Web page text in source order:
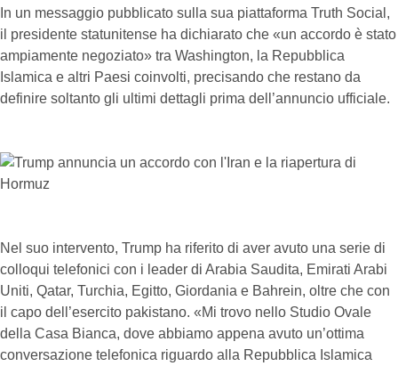
In un messaggio pubblicato sulla sua piattaforma Truth Social,
il presidente statunitense ha dichiarato che «un accordo è stato
ampiamente negoziato» tra Washington, la Repubblica
Islamica e altri Paesi coinvolti, precisando che restano da
definire soltanto gli ultimi dettagli prima dell’annuncio ufficiale.
Nel suo intervento, Trump ha riferito di aver avuto una serie di
colloqui telefonici con i leader di Arabia Saudita, Emirati Arabi
Uniti, Qatar, Turchia, Egitto, Giordania e Bahrein, oltre che con
il capo dell’esercito pakistano. «Mi trovo nello Studio Ovale
della Casa Bianca, dove abbiamo appena avuto un’ottima
conversazione telefonica riguardo alla Repubblica Islamica